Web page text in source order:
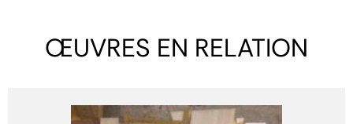
ŒUVRES EN RELATION